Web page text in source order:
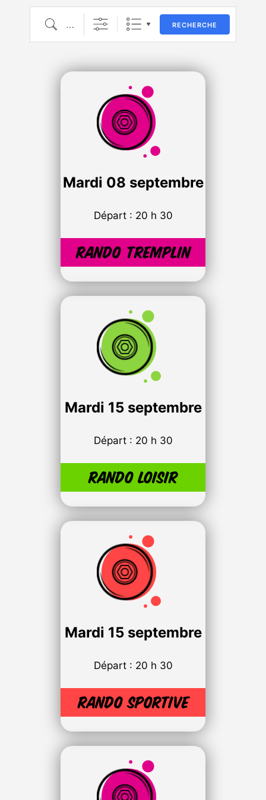
Recherche RECHERCHE
Mardi 08 septembre
Départ : 20 h 30
Rando tremplin
Mardi 15 septembre
Départ : 20 h 30
Rando loisir
Mardi 15 septembre
Départ : 20 h 30
Rando sportive